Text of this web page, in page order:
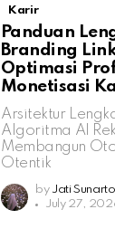
Karir
Panduan
Branding
Optimasi
Monetisasi
Arsitektur
Algoritma AI
Membangun
Otentik
by Jati Sunarto
July 27,